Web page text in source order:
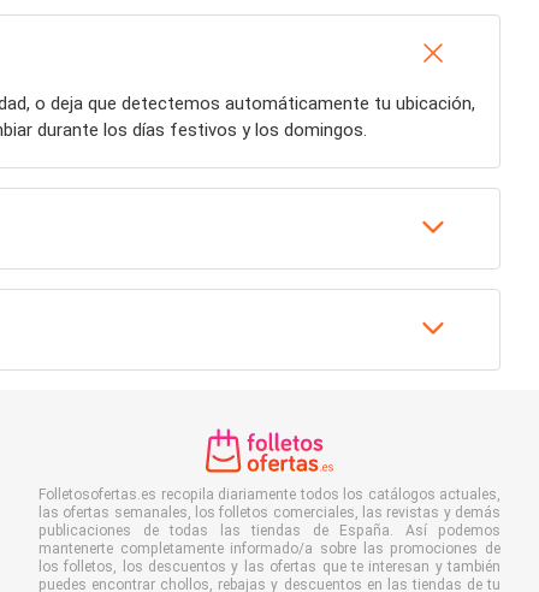
o deja que detectemos automáticamente tu ubicación,
durante los días festivos y los domingos.
Folletosofertas.es recopila diariamente todos los catálogos actuales,
las ofertas semanales, los folletos comerciales, las revistas y demás
publicaciones de todas las tiendas de España. Así podemos
mantenerte completamente informado/a sobre las promociones de
los folletos, los descuentos y las ofertas que te interesan y también
puedes encontrar chollos, rebajas y descuentos en las tiendas de tu